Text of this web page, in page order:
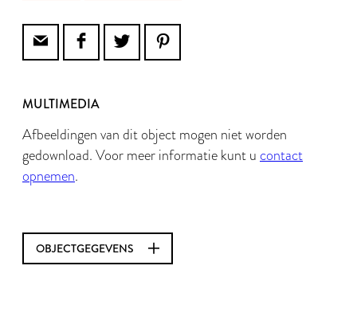
MULTIMEDIA
Afbeeldingen van dit object mogen niet worden
gedownload. Voor meer informatie kunt u contact
opnemen.
OBJECTGEGEVENS